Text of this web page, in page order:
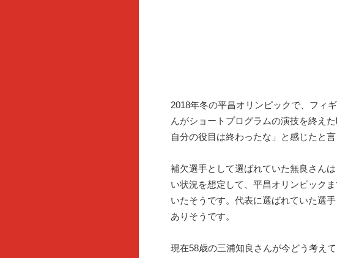
2018年冬の平昌オリンピックで、フィ
んがショートプログラムの演技を終え
自分の役目は終わったな」と感じたと言
補欠選手として選ばれていた無良さん
い状況を想定して、平昌オリンピック
いたそうです。代表に選ばれていた選
ありそうです。
現在58歳の三浦知良さんが今どう考え